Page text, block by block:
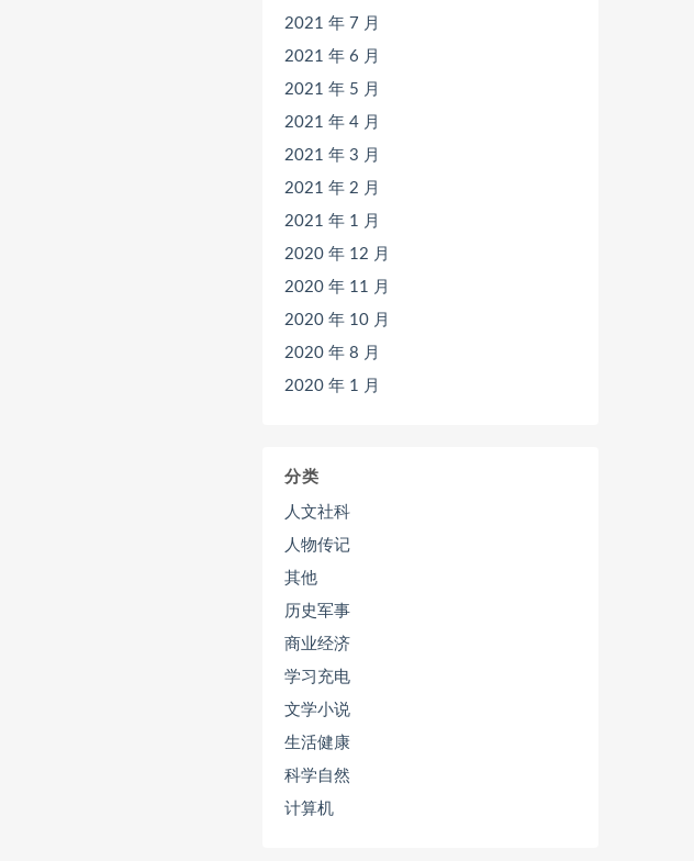
2021 年 7 月
2021 年 6 月
2021 年 5 月
2021 年 4 月
2021 年 3 月
2021 年 2 月
2021 年 1 月
2020 年 12 月
2020 年 11 月
2020 年 10 月
2020 年 8 月
2020 年 1 月
分类
人文社科
人物传记
其他
历史军事
商业经济
学习充电
文学小说
生活健康
科学自然
计算机